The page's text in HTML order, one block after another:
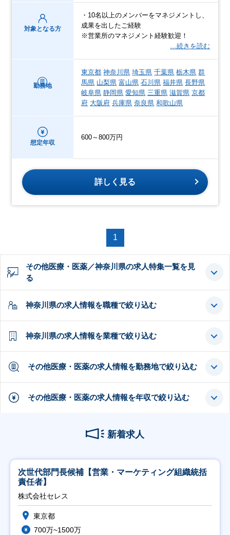
対象となる方
・10名以上のメンバーをマネジメントし、
成果を出したご経験
※営業所のマネジメント経験歓迎！
…続きを読む
勤務地
東京都 神奈川県 埼玉県 千葉県 栃木県 群
馬県 山梨県 富山県 石川県 福井県 長野県
岐阜県 静岡県 愛知県 三重県 滋賀県 京都
府 大阪府 兵庫県 奈良県 和歌山県
想定年収
600～800万円
詳しく見る
1
その他医療・医薬／神奈川県の求人特集一覧を見
る
神奈川県の求人情報を職種で絞り込む
神奈川県の求人情報を業種で絞り込む
その他医療・医薬の求人情報を勤務地で絞り込む
その他医療・医薬の求人情報を年収で絞り込む
新着求人
次世代部門長候補【営業・マーケティング組織統括
責任者】
株式会社セレス
東京都
700万~1500万